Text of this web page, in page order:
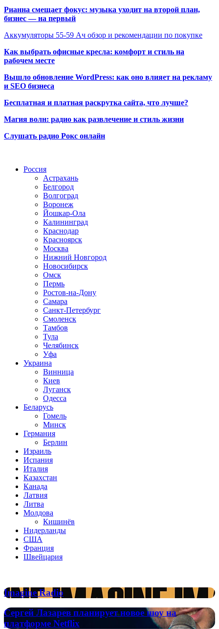
Рианна смещает фокус: музыка уходит на второй план,
бизнес — на первый
Аккумуляторы 55-59 Ач обзор и рекомендации по покупке
Как выбрать офисные кресла: комфорт и стиль на
рабочем месте
Вышло обновление WordPress: как оно влияет на рекламу
и SEO бизнеса
Бесплатная и платная раскрутка сайта, что лучше?
Магия волн: радио как развлечение и стиль жизни
Слушать радио Рокс онлайн
Россия
Астрахань
Белгород
Волгоград
Воронеж
Йошкар-Ола
Калининград
Краснодар
Красноярск
Москва
Нижний Новгород
Новосибирск
Омск
Пермь
Ростов-на-Дону
Самара
Санкт-Петербург
Смоленск
Тамбов
Тула
Челябинск
Уфа
Украина
Винница
Киев
Луганск
Одесса
Беларусь
Гомель
Минск
Германия
Берлин
Израиль
Испания
Италия
Казахстан
Канада
Латвия
Литва
Молдова
Кишинёв
Нидерланды
США
Франция
Швейцария
Imagine
Radio
Imagine Radio
Сергей
Лазарев
Сергей Лазарев планирует новое шоу на
платформе Netflix